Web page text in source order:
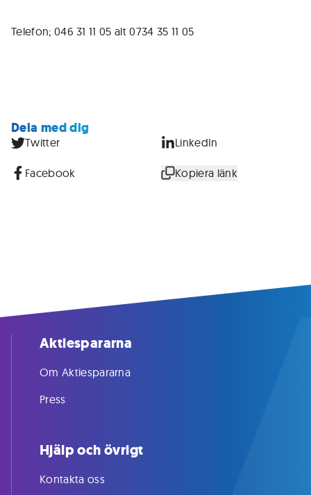
Telefon; 046 31 11 05 alt 0734 35 11 05
Dela med dig
Twitter LinkedIn
Facebook Kopiera länk
Aktiespararna
Om Aktiespararna
Press
Hjälp och övrigt
Kontakta oss